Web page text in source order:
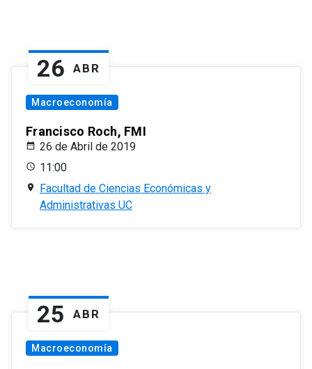
26 ABR
Macroeconomía
Francisco Roch, FMI
26 de Abril de 2019
11:00
Facultad de Ciencias Económicas y
Administrativas UC
25 ABR
Macroeconomía